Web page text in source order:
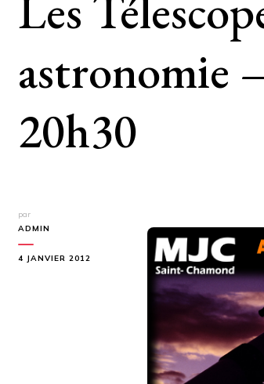
astronomie
20h30
par
ADMIN
4 JANVIER 2012